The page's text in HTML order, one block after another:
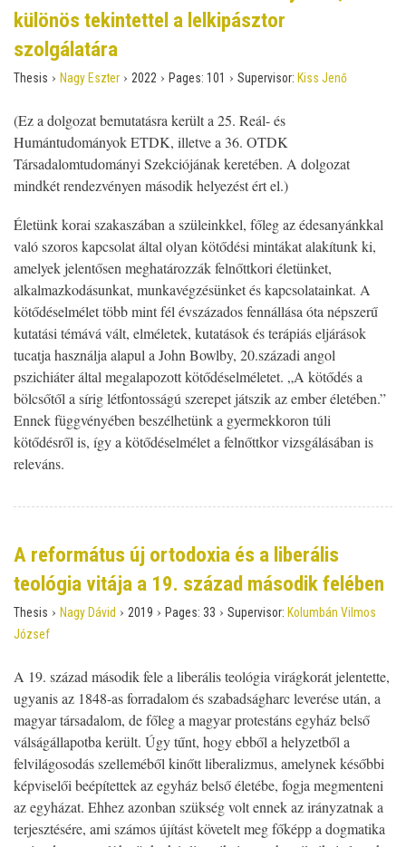
különös tekintettel a lelkipásztor
szolgálatára
Thesis › Nagy Eszter › 2022 › Pages: 101 › Supervisor: Kiss Jenő
(Ez a dolgozat bemutatásra került a 25. Reál- és
Humántudományok ETDK, illetve a 36. OTDK
Társadalomtudományi Szekciójának keretében. A dolgozat
mindkét rendezvényen második helyezést ért el.)
Életünk korai szakaszában a szüleinkkel, főleg az édesanyánkkal
való szoros kapcsolat által olyan kötődési mintákat alakítunk ki,
amelyek jelentősen meghatározzák felnőttkori életünket,
alkalmazkodásunkat, munkavégzésünket és kapcsolatainkat. A
kötődéselmélet több mint fél évszázados fennállása óta népszerű
kutatási témává vált, elméletek, kutatások és terápiás eljárások
tucatja használja alapul a John Bowlby, 20.századi angol
pszichiáter által megalapozott kötődéselméletet. „A kötődés a
bölcsőtől a sírig létfontosságú szerepet játszik az ember életében.”
Ennek függvényében beszélhetünk a gyermekkoron túli
kötődésről is, így a kötődéselmélet a felnőttkor vizsgálásában is
releváns.
A református új ortodoxia és a liberális
teológia vitája a 19. század második felében
Thesis › Nagy Dávid › 2019 › Pages: 33 › Supervisor: Kolumbán Vilmos
József
A 19. század második fele a liberális teológia virágkorát jelentette,
ugyanis az 1848-as forradalom és szabadságharc leverése után, a
magyar társadalom, de főleg a magyar protestáns egyház belső
válságállapotba került. Úgy tűnt, hogy ebből a helyzetből a
felvilágosodás szelleméből kinőtt liberalizmus, amelynek későbbi
képviselői beépítettek az egyház belső életébe, fogja megmenteni
az egyházat. Ehhez azonban szükség volt ennek az irányzatnak a
terjesztésére, ami számos újítást követelt meg főképp a dogmatika